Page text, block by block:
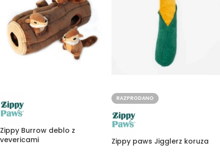
Zippy Burrow deblo z
vevericami
RAZPRODANO
Zippy paws Jigglerz koruza